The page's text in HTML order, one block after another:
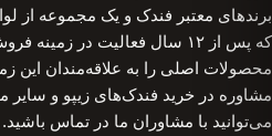
برندهای معتبر فندک و یک مجموعه از
که پس از ۱۲ سال فعالیت در
محصولات اصلی را به علاقه‌مندان این
مشاوره در خرید فندک‌های زیپو و سایر
می‌توانید با مشاوران ما در تماس باشید.